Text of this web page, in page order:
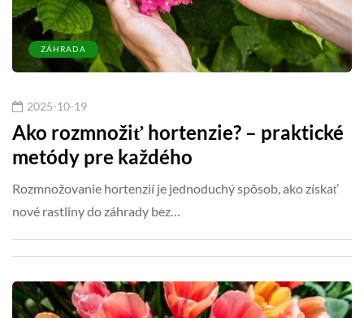
ZÁHRADA
2025-10-19
Ako rozmnožiť hortenzie? – praktické
metódy pre každého
Rozmnožovanie hortenzií je jednoduchý spôsob, ako získať
nové rastliny do záhrady bez…